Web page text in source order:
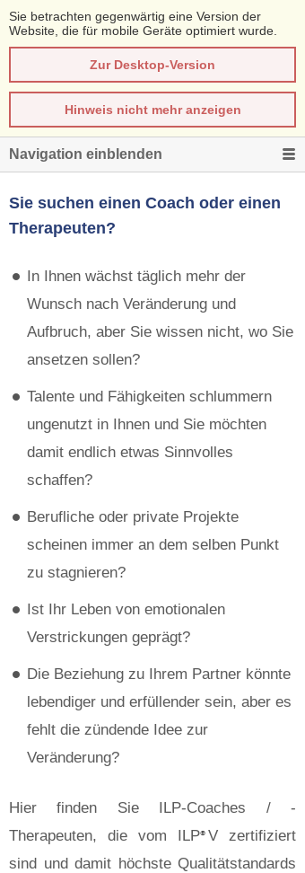
Sie betrachten gegenwärtig eine Version der
Website, die für mobile Geräte optimiert wurde.
Zur Desktop-Version
Hinweis nicht mehr anzeigen
Navigation einblenden
Sie suchen einen Coach oder einen
Therapeuten?
In Ihnen wächst täglich mehr der
Wunsch nach Veränderung und
Aufbruch, aber Sie wissen nicht, wo Sie
ansetzen sollen?
Talente und Fähigkeiten schlummern
ungenutzt in Ihnen und Sie möchten
damit endlich etwas Sinnvolles
schaffen?
Berufliche oder private Projekte
scheinen immer an dem selben Punkt
zu stagnieren?
Ist Ihr Leben von emotionalen
Verstrickungen geprägt?
Die Beziehung zu Ihrem Partner könnte
lebendiger und erfüllender sein, aber es
fehlt die zündende Idee zur
Veränderung?
Hier finden Sie ILP-Coaches / -
Therapeuten, die vom ILP®V zertifiziert
sind und damit höchste Qualitätstandards